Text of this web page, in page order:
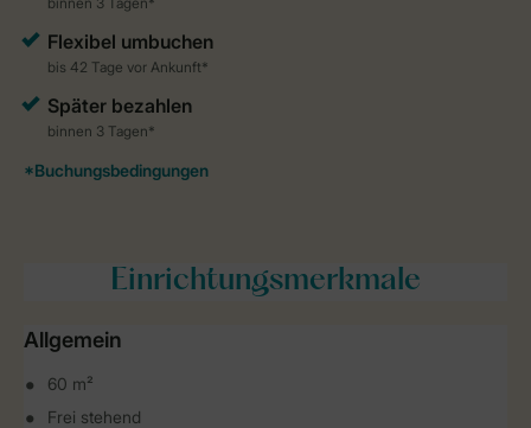
Einrichtungsmerkmale
Allgemein
60 m²
Frei stehend